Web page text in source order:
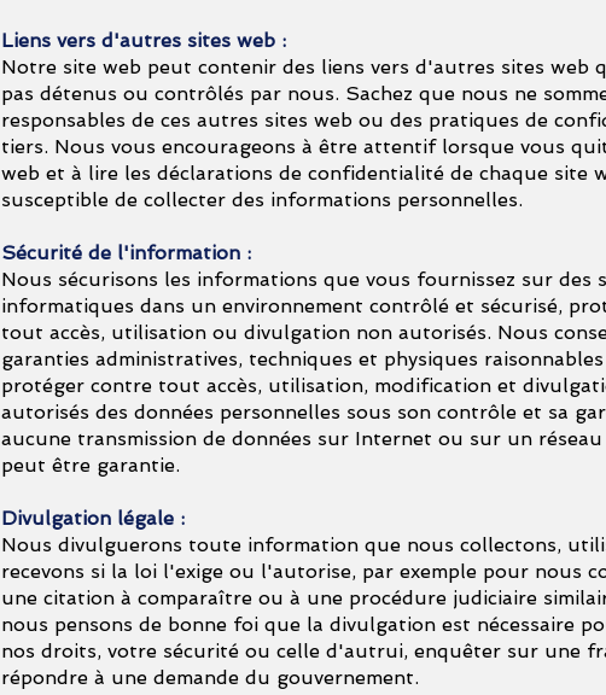
Liens vers d'autres sites web :
Notre site web peut contenir des liens vers d'autres sites web
pas détenus ou contrôlés par nous. Sachez que nous ne
responsables de ces autres sites web ou des pratiques de
tiers. Nous vous encourageons à être attentif lorsque vous
web et à lire les déclarations de confidentialité de chaque site
susceptible de collecter des informations personnelles.
Sécurité de l'information :
Nous sécurisons les informations que vous fournissez sur des
informatiques dans un environnement contrôlé et sécurisé,
tout accès, utilisation ou divulgation non autorisés. Nous
garanties administratives, techniques et physiques
protéger contre tout accès, utilisation, modification et
autorisés des données personnelles sous son contrôle et sa
aucune transmission de données sur Internet ou sur un
peut être garantie.
Divulgation légale :
Nous divulguerons toute information que nous collectons,
recevons si la loi l'exige ou l'autorise, par exemple pour nous
une citation à comparaître ou à une procédure judiciaire
nous pensons de bonne foi que la divulgation est nécessaire
nos droits, votre sécurité ou celle d'autrui, enquêter sur une
répondre à une demande du gouvernement.